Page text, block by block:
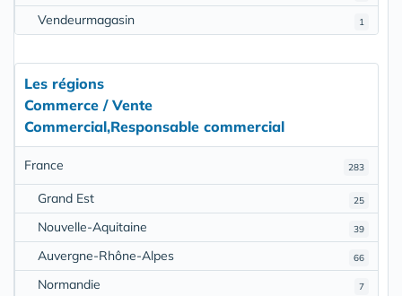
1
Vendeurmagasin
Les régions
Commerce / Vente
Commercial,Responsable commercial
283
France
25
Grand Est
39
Nouvelle-Aquitaine
66
Auvergne-Rhône-Alpes
7
Normandie